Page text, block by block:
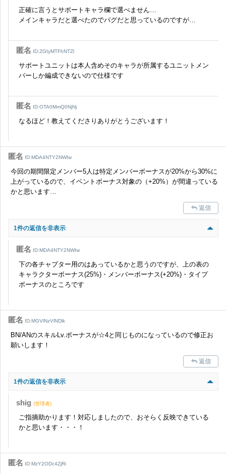
正確に言うとサポートキャラ欄で選べません…
メインキャラだと選べたのでバグだと思っているのですが…
匿名 ID:ZGIyMTFhNTZl
サポートユニットは本人含めそのキャラが所属するユニットメン
バーしか編成できないので仕様です
匿名 ID:OTA0MmQ0NjNj
なるほど！教えてくださりありがとうございます！
匿名 ID:MDA4NTY2NWIw
今回の期間限定メンバー5人は特定メンバーボーナスが20%から30%に
上がっているので、イベントボーナス対象の（+20%）が間違っている
かと思います…
返信
1件の返信を非表示
匿名 ID:MDA4NTY2NWIw
下の各チャプター用のはあっているかと思うのですが、上の表の
キャラクターボーナス(25%)・メンバーボーナス(+20%)・タイプ
ボーナスのところです
匿名 ID:MGVlNzVlNDlk
BN/ANのスキルLv.ボーナスが☆4と同じものになっているので修正お
願いします！
返信
1件の返信を非表示
shig (管理者)
ご指摘助かります！対応しましたので、おそらく反映できている
かと思います・・・！
匿名 ID:MzY2ODc4ZjRi